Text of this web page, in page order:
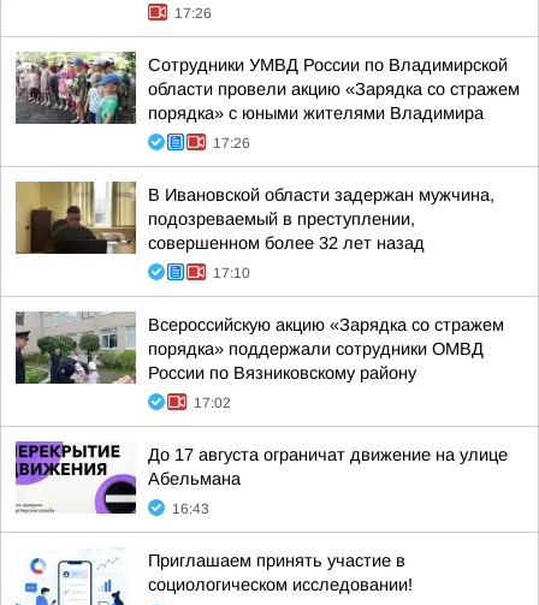
17:26
Сотрудники УМВД России по Владимирской
области провели акцию «Зарядка со стражем
порядка» с юными жителями Владимира
17:26
В Ивановской области задержан мужчина,
подозреваемый в преступлении,
совершенном более 32 лет назад
17:10
Всероссийскую акцию «Зарядка со стражем
порядка» поддержали сотрудники ОМВД
России по Вязниковскому району
17:02
До 17 августа ограничат движение на улице
Абельмана
16:43
Приглашаем принять участие в
социологическом исследовании!